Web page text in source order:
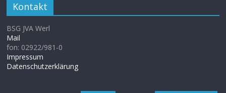
Kontakt
BSG JVA Werl
Mail
fon: 02922/981-0
Impressum
Datenschutzerklärung